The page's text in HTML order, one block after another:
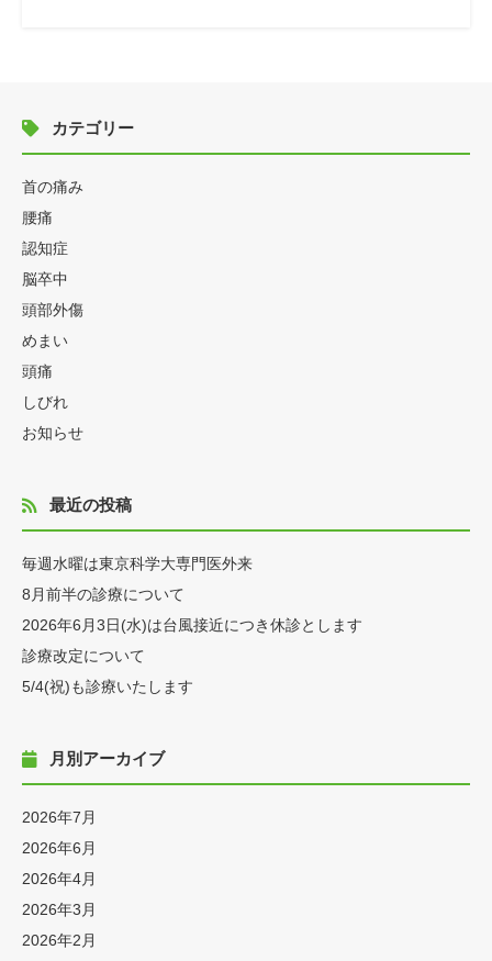
カテゴリー
首の痛み
腰痛
認知症
脳卒中
頭部外傷
めまい
頭痛
しびれ
お知らせ
最近の投稿
毎週水曜は東京科学大専門医外来
8月前半の診療について
2026年6月3日(水)は台風接近につき休診とします
診療改定について
5/4(祝)も診療いたします
月別アーカイブ
2026年7月
2026年6月
2026年4月
2026年3月
2026年2月